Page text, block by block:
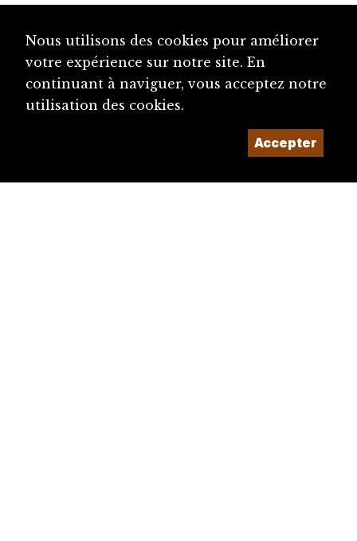
Nous utilisons des cookies pour améliorer
votre expérience sur notre site. En
continuant à naviguer, vous acceptez notre
utilisation des cookies.
Accepter